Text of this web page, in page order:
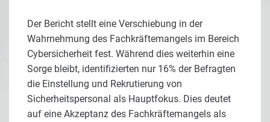
Der Bericht stellt eine Verschiebung in der
Wahrnehmung des Fachkräftemangels im Bereich
Cybersicherheit fest. Während dies weiterhin eine
Sorge bleibt, identifizierten nur 16% der Befragten
die Einstellung und Rekrutierung von
Sicherheitspersonal als Hauptfokus. Dies deutet
auf eine Akzeptanz des Fachkräftemangels als